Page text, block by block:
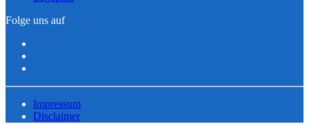
Folge uns auf
Impressum
Disclaimer